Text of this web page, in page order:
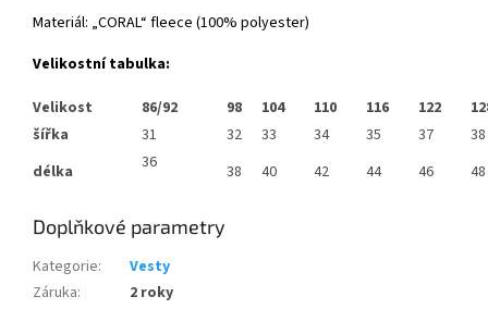
Materiál: „CORAL“ fleece (100% polyester)
Velikostní tabulka:
Velikost
86/92 98 104 110 116 122
šířka
31 32 33 34 35 37
38
délka
36 38 40 42 44 46 48
Doplňkové parametry
Kategorie:
Vesty
Záruka:
2 roky